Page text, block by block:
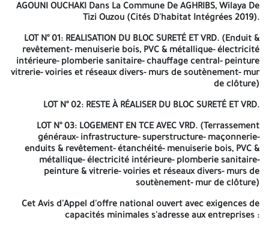
Urbaine Au Niveau Du Site Des 953 Llv+340 LPL À AGOUNI
AGHRIBS, Wilaya De Tizi Ouzou (Cités D'habitat Intégrées 2019).
revêtement- menuiserie bois, PVC & métallique- électricité
intérieure- plomberie sanitaire- chauffage central- peinture
vitrerie- voiries et réseaux divers- murs de clôture age extérieur,
alimentation des armoires et poste transformateur-stèle abris-
véhicule) LOT N°03 : LOGEMENT EN TCE AVEC VRD. (Terrassement
revêtement- étanchéité- menuiserie bois, PVC & métallique-
voiries et réseaux divers- murs de soutènement- mur de clôture)
Qui sera déposée et adressée à Monsieur le Directeur des
Équipements Publics de la Wilaya de Tizi-Ouzou, boulevard STITI
en face de la Direction Générale de l'ENIEM (Bureau N°41). La
durée de préparation des offres et fixé à quinze (15) jours à
compter de la date de la 1ère publication de l'avis d'appel
d'offres dans le BOMOP, la presse ou le portail des marchés
publics. L'heure limite de dépôt des offres est fixée à dix heures
trente minutes (10h30mn). Si, le jour coincide avec un jour férié
AGOUNI OUCHAKI Dans La Commune De AGHRIBS, Wilaya De
Tizi Ouzou (Cités D'habitat Intégrées 2019).
LOT N° 01: REALISATION DU BLOC SURETÉ ET VRD. (Enduit &
revêtement- menuiserie bois, PVC & métallique- électricité
intérieure- plomberie sanitaire- chauffage central- peinture
vitrerie- voiries et réseaux divers- murs de soutènement- mur
de clôture)
LOT N° 02: RESTE À RÉALISER DU BLOC SURETÉ ET VRD.
LOT N° 03: LOGEMENT EN TCE AVEC VRD. (Terrassement
généraux- infrastructure- superstructure- maçonnerie-
enduits & revêtement- étanchéité- menuiserie bois, PVC &
métallique- électricité intérieure- plomberie sanitaire-
peinture & vitrerie- voiries et réseaux divers- murs de
soutènement- mur de clôture)
Cet Avis d'Appel d'offre national ouvert avec exigences de
capacités minimales s'adresse aux entreprises :